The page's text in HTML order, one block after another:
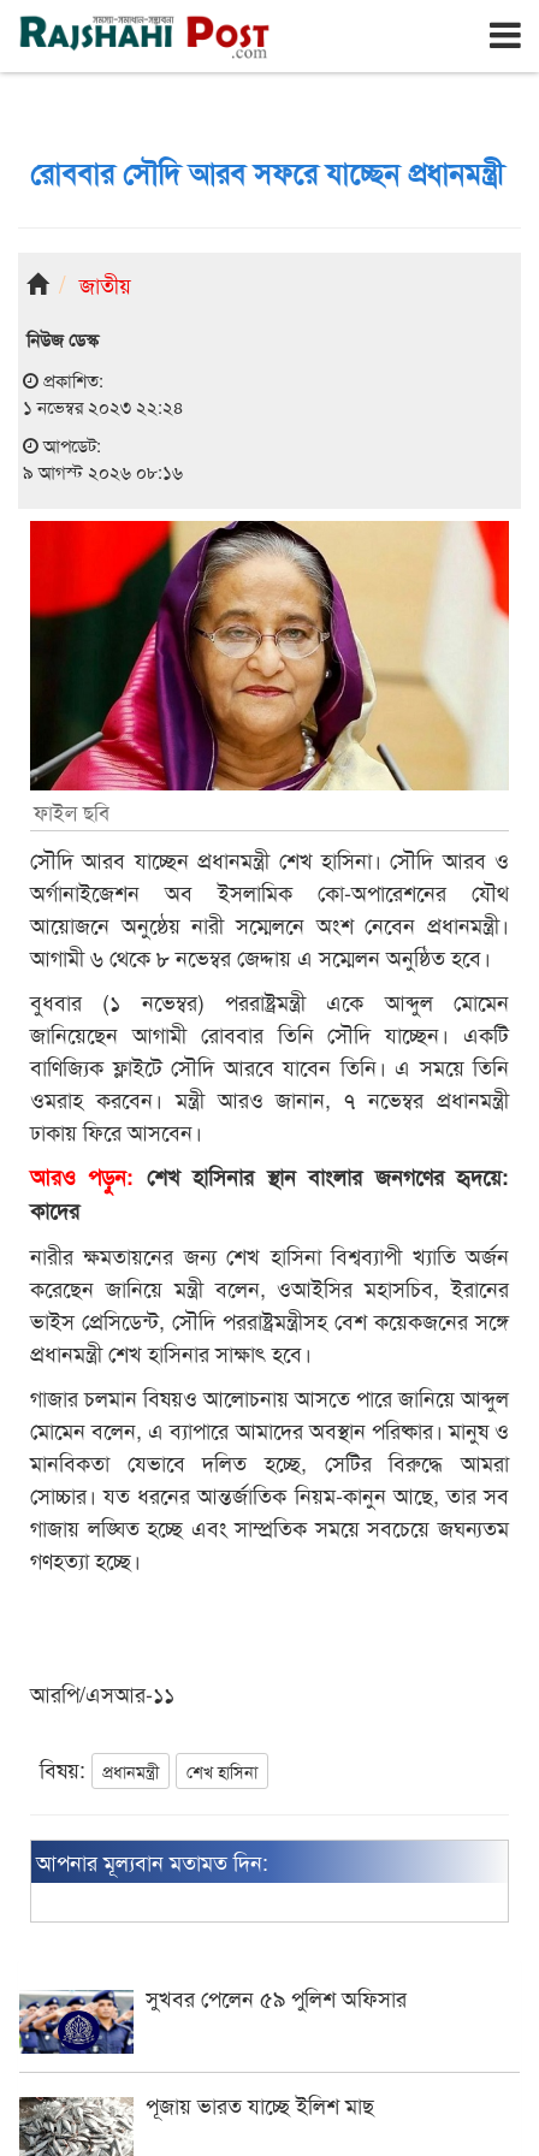
রাজশাহী রবিবার, ৯ই আগস্ট ২০২৬, ২৬শে শ্রাবণ ১৪৩৩
রোববার সৌদি আরব সফরে যাচ্ছেন প্রধানমন্ত্রী
জাতীয়
নিউজ ডেস্ক
প্রকাশিত:
১ নভেম্বর ২০২৩ ২২:২৪
আপডেট:
৯ আগস্ট ২০২৬ ০৮:১৬
ফাইল ছবি
সৌদি আরব যাচ্ছেন প্রধানমন্ত্রী শেখ হাসিনা। সৌদি আরব ও
অর্গানাইজেশন অব ইসলামিক কো-অপারেশনের যৌথ
আয়োজনে অনুষ্ঠেয় নারী সম্মেলনে অংশ নেবেন প্রধানমন্ত্রী।
আগামী ৬ থেকে ৮ নভেম্বর জেদ্দায় এ সম্মেলন অনুষ্ঠিত হবে।
বুধবার (১ নভেম্বর) পররাষ্ট্রমন্ত্রী একে আব্দুল মোমেন
জানিয়েছেন আগামী রোববার তিনি সৌদি যাচ্ছেন। একটি
বাণিজ্যিক ফ্লাইটে সৌদি আরবে যাবেন তিনি। এ সময়ে তিনি
ওমরাহ করবেন। মন্ত্রী আরও জানান, ৭ নভেম্বর প্রধানমন্ত্রী
ঢাকায় ফিরে আসবেন।
আরও পড়ুন: শেখ হাসিনার স্থান বাংলার জনগণের হৃদয়ে:
কাদের
নারীর ক্ষমতায়নের জন্য শেখ হাসিনা বিশ্বব্যাপী খ্যাতি অর্জন
করেছেন জানিয়ে মন্ত্রী বলেন, ওআইসির মহাসচিব, ইরানের
ভাইস প্রেসিডেন্ট, সৌদি পররাষ্ট্রমন্ত্রীসহ বেশ কয়েকজনের সঙ্গে
প্রধানমন্ত্রী শেখ হাসিনার সাক্ষাৎ হবে।
গাজার চলমান বিষয়ও আলোচনায় আসতে পারে জানিয়ে আব্দুল
মোমেন বলেন, এ ব্যাপারে আমাদের অবস্থান পরিষ্কার। মানুষ ও
মানবিকতা যেভাবে দলিত হচ্ছে, সেটির বিরুদ্ধে আমরা
সোচ্চার। যত ধরনের আন্তর্জাতিক নিয়ম-কানুন আছে, তার সব
গাজায় লঙ্ঘিত হচ্ছে এবং সাম্প্রতিক সময়ে সবচেয়ে জঘন্যতম
গণহত্যা হচ্ছে।
আরপি/এসআর-১১
বিষয়: প্রধানমন্ত্রী শেখ হাসিনা
আপনার মূল্যবান মতামত দিন:
সুখবর পেলেন ৫৯ পুলিশ অফিসার
পূজায় ভারত যাচ্ছে ইলিশ মাছ